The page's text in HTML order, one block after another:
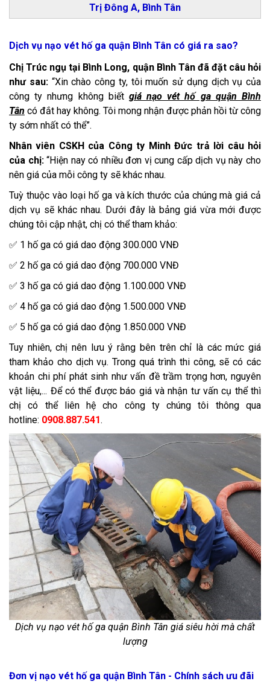
Trị Đông A, Bình Tân
Dịch vụ nạo vét hố ga quận Bình Tân có giá ra sao?
Chị Trúc ngụ tại Bình Long, quận Bình Tân đã đặt câu hỏi
như sau:“Xin chào công ty, tôi muốn sử dụng dịch vụ của
công ty nhưng không biết giá nạo vét hố ga quận Bình
Tân có đắt hay không. Tôi mong nhận được phản hồi từ công
ty sớm nhất có thể”.
Nhân viên CSKH của Công ty Minh Đức trả lời câu hỏi
của chị:“Hiện nay có nhiều đơn vị cung cấp dịch vụ này cho
nên giá của mỗi công ty sẽ khác nhau.
Tuỳ thuộc vào loại hố ga và kích thước của chúng mà giá cả
dịch vụ sẽ khác nhau. Dưới đây là bảng giá vừa mới được
chúng tôi cập nhật, chị có thể tham khảo:
✅ 1 hố ga có giá dao động 300.000 VNĐ
✅ 2 hố ga có giá dao động 700.000 VNĐ
✅ 3 hố ga có giá dao động 1.100.000 VNĐ
✅ 4 hố ga có giá dao động 1.500.000 VNĐ
✅ 5 hố ga có giá dao động 1.850.000 VNĐ
Tuy nhiên, chị nên lưu ý rằng bên trên chỉ là các mức giá
tham khảo cho dịch vụ. Trong quá trình thi công, sẽ có các
khoản chi phí phát sinh như vấn đề trầm trọng hơn, nguyên
vật liệu,... Để có thể được báo giá và nhận tư vấn cụ thể thì
chị có thể liên hệ cho công ty chúng tôi thông qua
hotline: 0908.887.541.
Dịch vụ nạo vét hố ga quận Bình Tân giá siêu hời mà chất
lượng
Đơn vị nạo vét hố ga quận Bình Tân - Chính sách ưu đãi